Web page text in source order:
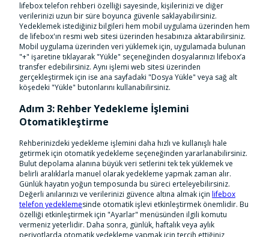
lifebox telefon rehberi özelliği sayesinde, kişilerinizi ve diğer
verilerinizi uzun bir süre boyunca güvenle saklayabilirsiniz.
Yedeklemek istediğiniz bilgileri hem mobil uygulama üzerinden hem
de lifebox'ın resmi web sitesi üzerinden hesabınıza aktarabilirsiniz.
Mobil uygulama üzerinden veri yüklemek için, uygulamada bulunan
"+" işaretine tıklayarak "Yükle" seçeneğinden dosyalarınızı lifebox’a
transfer edebilirsiniz. Aynı işlemi web sitesi üzerinden
gerçekleştirmek için ise ana sayfadaki "Dosya Yükle" veya sağ alt
köşedeki "Yükle" butonlarını kullanabilirsiniz.
Adım 3: Rehber Yedekleme İşlemini
Otomatikleştirme
Rehberinizdeki yedekleme işlemini daha hızlı ve kullanışlı hale
getirmek için otomatik yedekleme seçeneğinden yararlanabilirsiniz.
Bulut depolama alanına büyük veri setlerini tek tek yüklemek ve
belirli aralıklarla manuel olarak yedekleme yapmak zaman alır.
Günlük hayatın yoğun temposunda bu süreci erteleyebilirsiniz.
Değerli anılarınızı ve verilerinizi güvence altına almak için lifebox
telefon yedeklemesinde otomatik işlevi etkinleştirmek önemlidir. Bu
özelliği etkinleştirmek için "Ayarlar" menüsünden ilgili komutu
vermeniz yeterlidir. Daha sonra, günlük, haftalık veya aylık